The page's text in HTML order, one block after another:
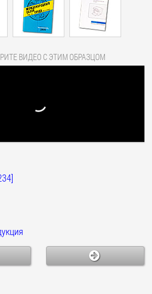
ВИДЕО С ЭТИМ ОБРАЗЦОМ